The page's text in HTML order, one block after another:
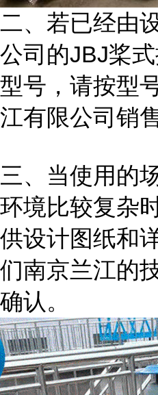
二、若已经由
公司的JBJ桨
型号，请按型
江有限公司销
三、当使用的
环境比较复杂
供设计图纸和
们南京兰江的
确认。